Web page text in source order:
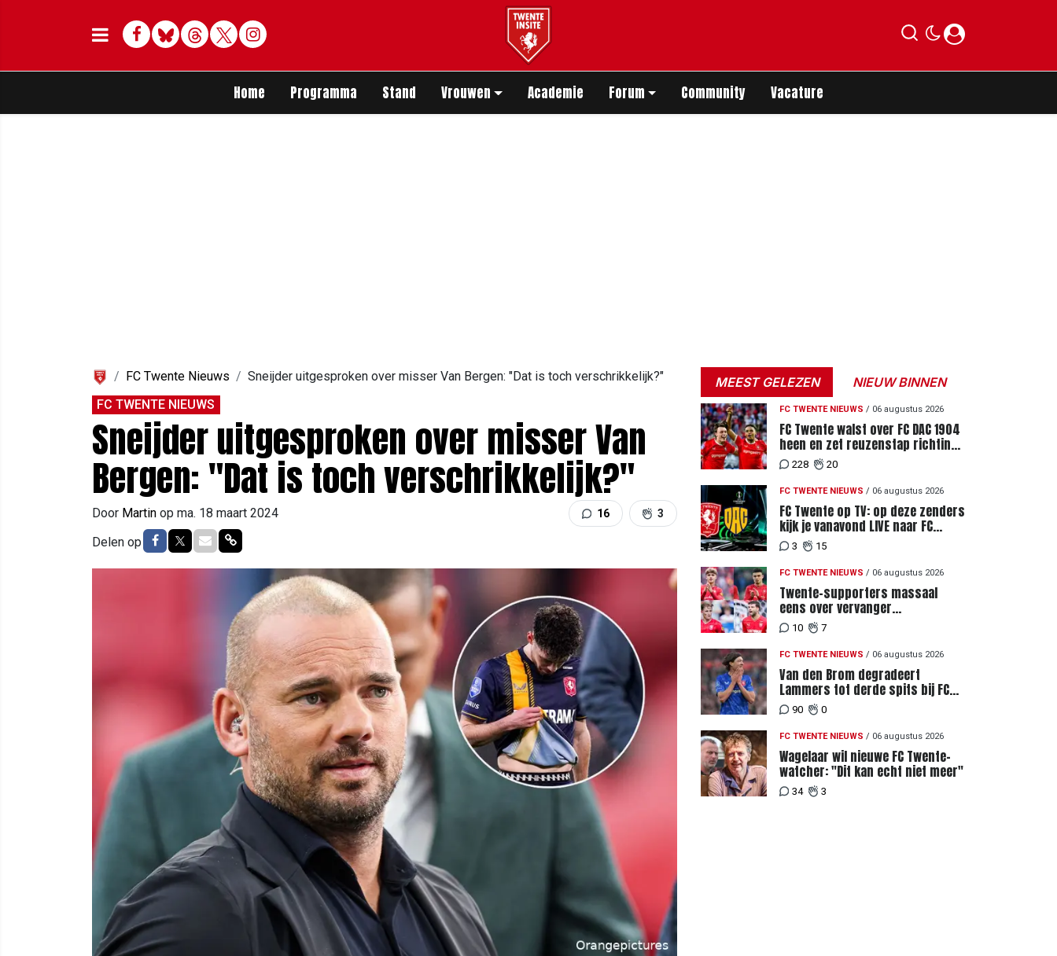
Facebook
BlueskyThreadsTwitterDelen op Whatsapp
Home Programma Stand Vrouwen Academie Forum Community Vacature
FC Twente Nieuws
Sneijder uitgesproken over misser Van Bergen: "Dat is toch verschrikkelijk?"
FC TWENTE NIEUWS
Sneijder uitgesproken over misser Van
Bergen: "Dat is toch verschrikkelijk?"
Door Martin op ma. 18 maart 2024 16 3
Delen op Delen op Facebook
Delen op Twitter
Delen via Mail
Delen via link
MEEST GELEZEN NIEUW BINNEN
FC TWENTE NIEUWS / 06 augustus 2026
FC Twente walst over FC DAC 1904
heen en zet reuzenstap richting
de play-offs
228 20
FC TWENTE NIEUWS / 06 augustus 2026
FC Twente op TV: op deze zenders
kijk je vanavond LIVE naar FC
Twente - FC DAC 04
3 15
FC TWENTE NIEUWS / 06 augustus 2026
Twente-supporters massaal
eens over vervanger
geblesseerde Lemkin tegen FC
DAC 04
10 7
FC TWENTE NIEUWS / 06 augustus 2026
Van den Brom degradeert
Lammers tot derde spits bij FC
Twente
90 0
FC TWENTE NIEUWS / 06 augustus 2026
Wagelaar wil nieuwe FC Twente-
watcher: "Dit kan echt niet meer"
34 3